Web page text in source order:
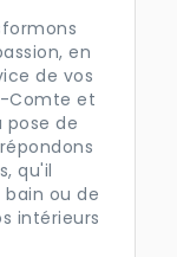
en
de vos
Comte et
pose de
qu'il
bain ou de
intérieurs